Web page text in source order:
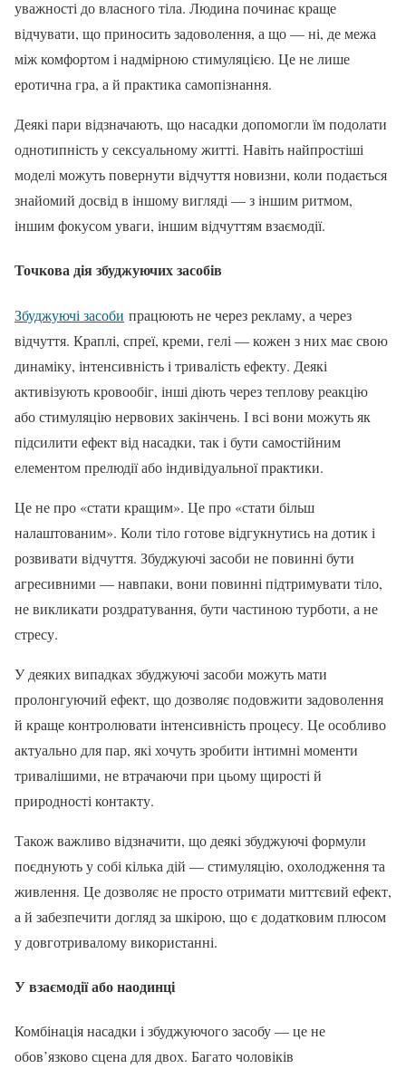
уважності до власного тіла. Людина починає краще
відчувати, що приносить задоволення, а що — ні, де межа
між комфортом і надмірною стимуляцією. Це не лише
еротична гра, а й практика самопізнання.
Деякі пари відзначають, що насадки допомогли їм подолати
однотипність у сексуальному житті. Навіть найпростіші
моделі можуть повернути відчуття новизни, коли подається
знайомий досвід в іншому вигляді — з іншим ритмом,
іншим фокусом уваги, іншим відчуттям взаємодії.
Точкова дія збуджуючих засобів
Збуджуючі засоби працюють не через рекламу, а через
відчуття. Краплі, спреї, креми, гелі — кожен з них має свою
динаміку, інтенсивність і тривалість ефекту. Деякі
активізують кровообіг, інші діють через теплову реакцію
або стимуляцію нервових закінчень. І всі вони можуть як
підсилити ефект від насадки, так і бути самостійним
елементом прелюдії або індивідуальної практики.
Це не про «стати кращим». Це про «стати більш
налаштованим». Коли тіло готове відгукнутись на дотик і
розвивати відчуття. Збуджуючі засоби не повинні бути
агресивними — навпаки, вони повинні підтримувати тіло,
не викликати роздратування, бути частиною турботи, а не
стресу.
У деяких випадках збуджуючі засоби можуть мати
пролонгуючий ефект, що дозволяє подовжити задоволення
й краще контролювати інтенсивність процесу. Це особливо
актуально для пар, які хочуть зробити інтимні моменти
тривалішими, не втрачаючи при цьому щирості й
природності контакту.
Також важливо відзначити, що деякі збуджуючі формули
поєднують у собі кілька дій — стимуляцію, охолодження та
живлення. Це дозволяє не просто отримати миттєвий ефект,
а й забезпечити догляд за шкірою, що є додатковим плюсом
у довготривалому використанні.
У взаємодії або наодинці
Комбінація насадки і збуджуючого засобу — це не
обов’язково сцена для двох. Багато чоловіків